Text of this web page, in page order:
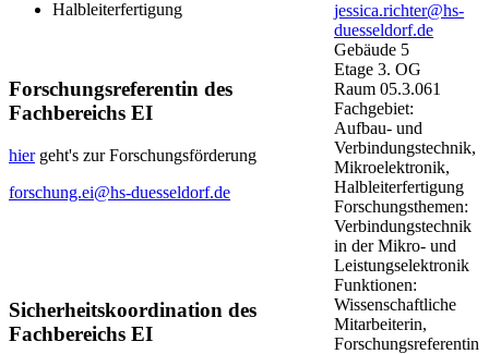
Halbleiterfertigung
Forschungsreferentin des
Fachbereichs EI
hiergeht's zur Forschungsförderung
forschung.ei@hs-duesseldorf.de
Sicherheitskoordination des
Fachbereichs EI
jessica.richter@hs-
duesseldorf.de
Gebäude 5
Etage3. OG
Raum05.3.061
Fachgebiet:
Aufbau- und
Verbindungstechnik,
Mikroelektronik,
Halbleiterfertigung
Forschungsthemen:
Verbindungstechnik
in der Mikro- und
Leistungselektronik
Funktionen:
Wissenschaftliche
Mitarbeiterin,
Forschungsreferentin